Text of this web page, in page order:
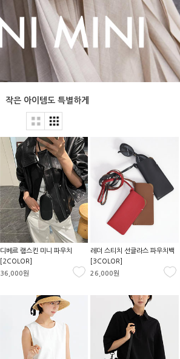
작은 아이템도 특별하게
디베르 램스킨 미니 파우치
[2COLOR]
36,000원
레더 스티치 선글라스 파우치백
[3COLOR]
26,000원